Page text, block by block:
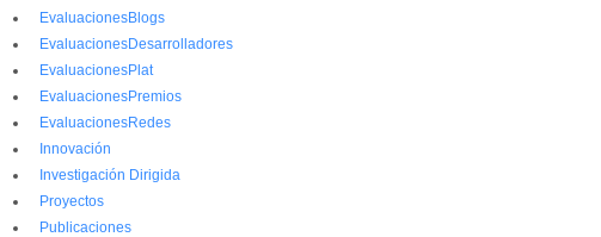
EvaluacionesBlogs
EvaluacionesDesarrolladores
EvaluacionesPlat
EvaluacionesPremios
EvaluacionesRedes
Innovación
Investigación Dirigida
Proyectos
Publicaciones